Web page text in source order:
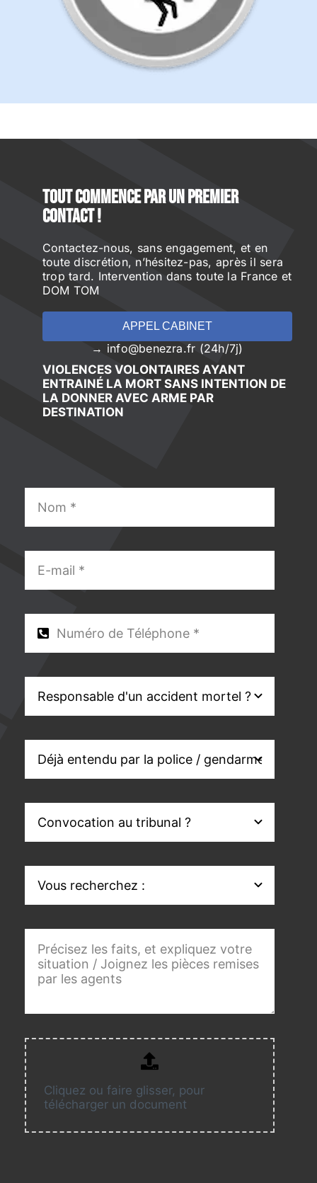
Tout commence par un premier
contact !
Contactez-nous, sans engagement, et en
toute discrétion, n’hésitez-pas, après il sera
trop tard. Intervention dans toute la France et
DOM TOM
APPEL CABINET
→ info@benezra.fr (24h/7j)
VIOLENCES VOLONTAIRES AYANT
ENTRAINÉ LA MORT SANS INTENTION DE
LA DONNER AVEC ARME PAR
DESTINATION
Cliquez ou faire glisser, pour
télécharger un document